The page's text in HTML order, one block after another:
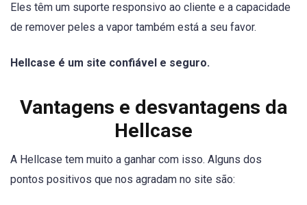
Eles têm um suporte responsivo ao cliente e a capacidade
de remover peles a vapor também está a seu favor.
Hellcase é um site confiável e seguro.
Vantagens e desvantagens da
Hellcase
A Hellcase tem muito a ganhar com isso. Alguns dos
pontos positivos que nos agradam no site são: